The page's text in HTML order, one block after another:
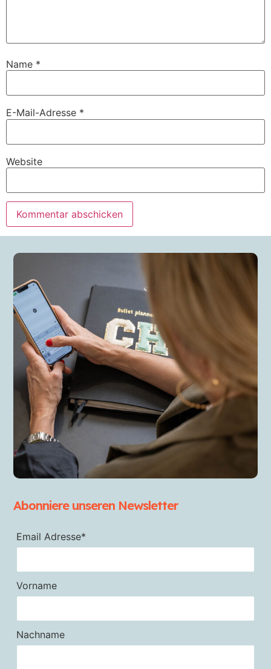
Name *
E-Mail-Adresse *
Website
Abonniere unseren Newsletter
Email Adresse*
Vorname
Nachname